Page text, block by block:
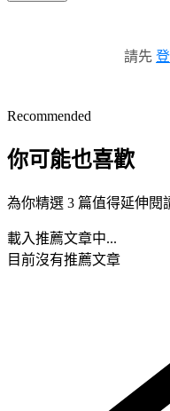
請先
Recommended
你可能也喜歡
為你精選 3 篇值得延伸閱
載入推薦文章中...
目前沒有推薦文章